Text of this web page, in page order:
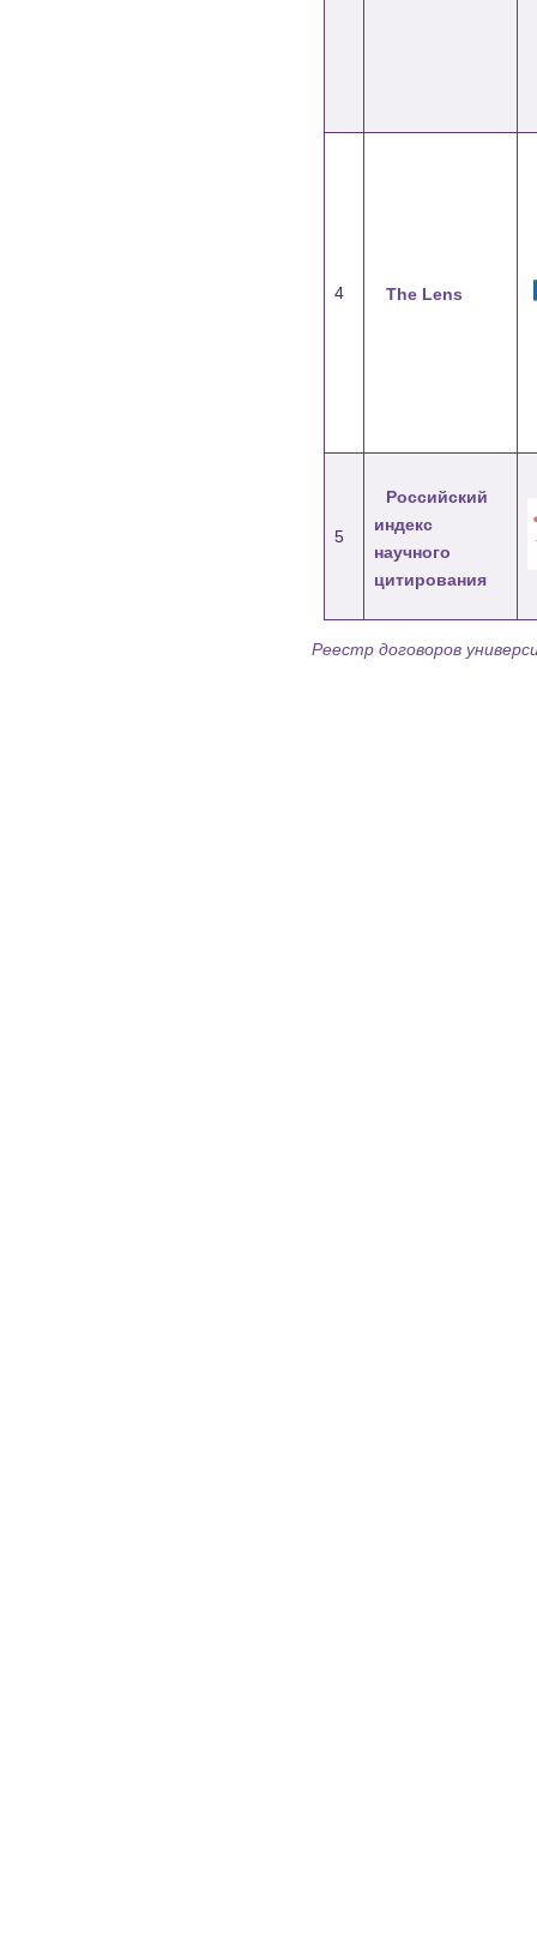
4 The Lens
5
Российский
индекс
научного
цитирования
Реестр договоров